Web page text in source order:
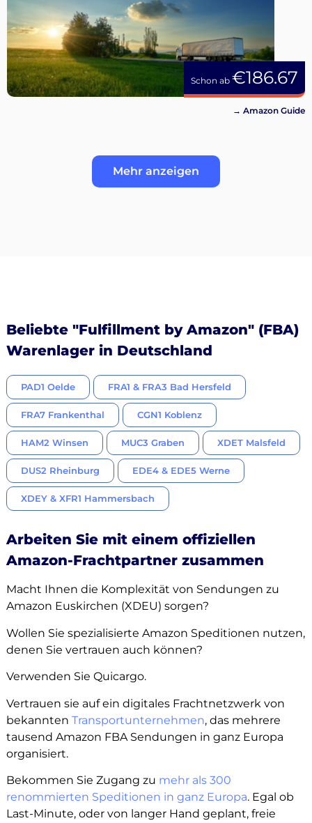
Schon ab €186.67
→ Amazon Guide
Mehr anzeigen
Beliebte "Fulfillment by Amazon" (FBA)
Warenlager in Deutschland
PAD1 Oelde FRA1 & FRA3 Bad Hersfeld
FRA7 Frankenthal CGN1 Koblenz
HAM2 Winsen MUC3 Graben XDET Malsfeld
DUS2 Rheinburg EDE4 & EDE5 Werne
XDEY & XFR1 Hammersbach
Arbeiten Sie mit einem offiziellen
Amazon-Frachtpartner zusammen
Macht Ihnen die Komplexität von Sendungen zu
Amazon Euskirchen (XDEU) sorgen?
Wollen Sie spezialisierte Amazon Speditionen nutzen,
denen Sie vertrauen auch können?
Verwenden Sie Quicargo.
Vertrauen sie auf ein digitales Frachtnetzwerk von
bekannten Transportunternehmen, das mehrere
tausend Amazon FBA Sendungen in ganz Europa
organisiert.
Bekommen Sie Zugang zu mehr als 300
renommierten Speditionen in ganz Europa. Egal ob
Last-Minute, oder von langer Hand geplant, freie